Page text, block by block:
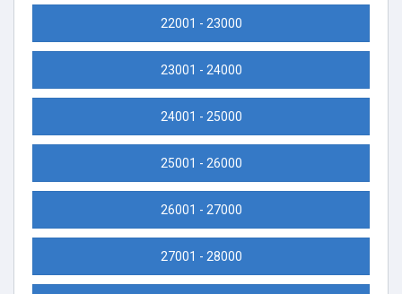
22001 - 23000
23001 - 24000
24001 - 25000
25001 - 26000
26001 - 27000
27001 - 28000